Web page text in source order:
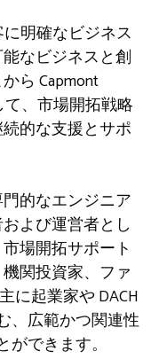
に明確なビジネス
なビジネスと創
ら Capmont
、市場開拓戦略
的な支援とサポ
的なエンジニア
よび運営者とし
場開拓サポート
関投資家、ファ
に起業家や DACH
、広範かつ関連性
できます。